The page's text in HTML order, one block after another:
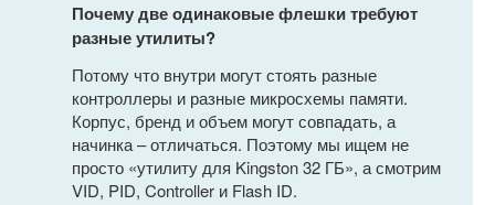
Почему две одинаковые флешки требуют
разные утилиты?
Потому что внутри могут стоять разные
контроллеры и разные микросхемы памяти.
Корпус, бренд и объем могут совпадать, а
начинка – отличаться. Поэтому мы ищем не
просто «утилиту для Kingston 32 ГБ», а смотрим
VID, PID, Controller и Flash ID.